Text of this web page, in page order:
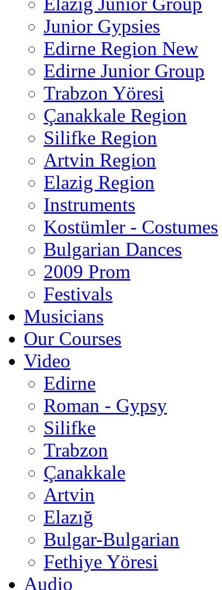
Junior Gypsies
Edirne Region New
Edirne Junior Group
Trabzon Yöresi
Çanakkale Region
Silifke Region
Artvin Region
Elazig Region
Instruments
Kostümler - Costumes
Bulgarian Dances
2009 Prom
Festivals
Musicians
Our Courses
Video
Edirne
Roman - Gypsy
Silifke
Trabzon
Çanakkale
Artvin
Elazığ
Bulgar-Bulgarian
Fethiye Yöresi
Audio